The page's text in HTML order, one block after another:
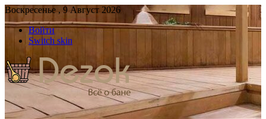
Воскресенье , 9 Август 2026
Войти
Switch skin